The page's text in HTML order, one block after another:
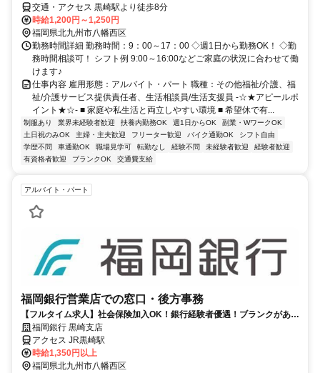
交通・アクセス 黒崎駅より徒歩8分
時給1,200円～1,250円
福岡県北九州市八幡西区
勤務時間詳細 勤務時間：9：00～17：00 ◇週1日から勤務OK！ ◇勤
務時間相談可！ シフト例 9:00～16:00などご家庭の状況に合わせて働
けます♪
仕事内容 雇用形態：アルバイト・パート 職種：その他福祉/介護、福
祉/介護サービス提供責任者、生活相談員/生活支援員 -☆★アピールポ
イント★☆- ■ 家庭や私生活と両立しやすい環境 ■ 希望休で有...
制服あり 業界未経験者歓迎 扶養内勤務OK 週1日からOK
副業・WワークOK
土日祝のみOK
主婦・主夫歓迎 フリーター歓迎 バイク通勤OK
シフト自由
学歴不問
車通勤OK 職場見学可 転勤なし 経験不問 未経験者歓迎
経験者歓迎
有資格者歓迎
ブランクOK 交通費支給
アルバイト・パート
福岡銀行営業店での窓口・後方事務
【フルタイム求人】社会保険加入OK！銀行経験者優遇！ブランクがあっ
ても安心してください♪
福岡銀行 黒崎支店
アクセス JR黒崎駅
時給1,350円以上
福岡県北九州市八幡西区